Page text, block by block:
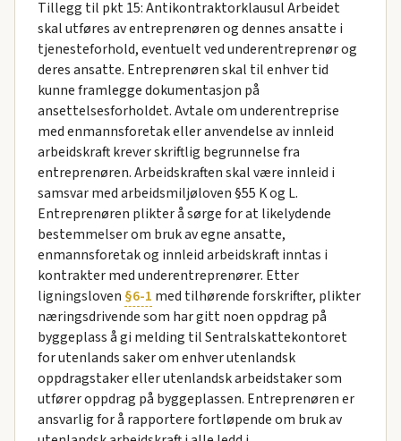
Tillegg til pkt 15: Antikontraktorklausul Arbeidet
skal utføres av entreprenøren og dennes ansatte i
tjenesteforhold, eventuelt ved underentreprenør og
deres ansatte. Entreprenøren skal til enhver tid
kunne framlegge dokumentasjon på
ansettelsesforholdet. Avtale om underentreprise
med enmannsforetak eller anvendelse av innleid
arbeidskraft krever skriftlig begrunnelse fra
entreprenøren. Arbeidskraften skal være innleid i
samsvar med arbeidsmiljøloven §55 K og L.
Entreprenøren plikter å sørge for at likelydende
bestemmelser om bruk av egne ansatte,
enmannsforetak og innleid arbeidskraft inntas i
kontrakter med underentreprenører. Etter
ligningsloven §6-1 med tilhørende forskrifter, plikter
næringsdrivende som har gitt noen oppdrag på
byggeplass å gi melding til Sentralskattekontoret
for utenlands saker om enhver utenlandsk
oppdragstaker eller utenlandsk arbeidstaker som
utfører oppdrag på byggeplassen. Entreprenøren er
ansvarlig for å rapportere fortløpende om bruk av